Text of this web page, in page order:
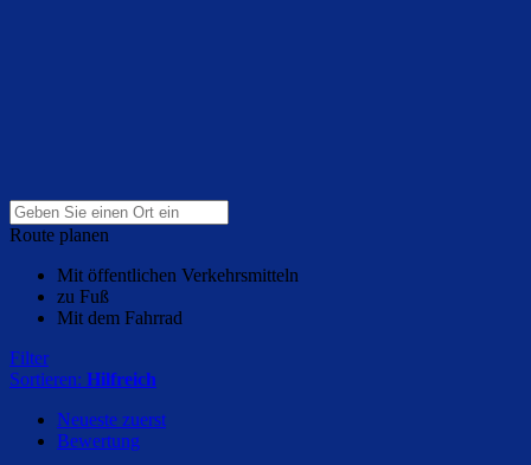
Route planen
Mit öffentlichen Verkehrsmitteln
zu Fuß
Mit dem Fahrrad
Filter
Sortieren: Hilfreich
Neueste zuerst
Bewertung